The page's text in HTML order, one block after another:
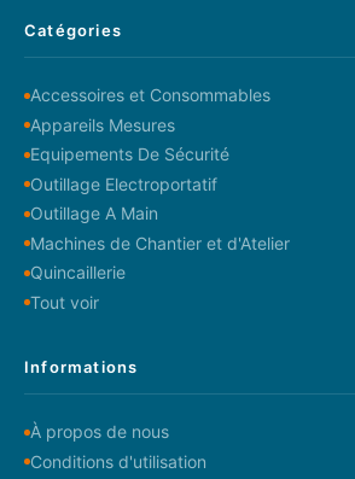
Catégories
Accessoires et Consommables
Appareils Mesures
Equipements De Sécurité
Outillage Electroportatif
Outillage A Main
Machines de Chantier et d'Atelier
Quincaillerie
Tout voir
Informations
À propos de nous
Conditions d'utilisation